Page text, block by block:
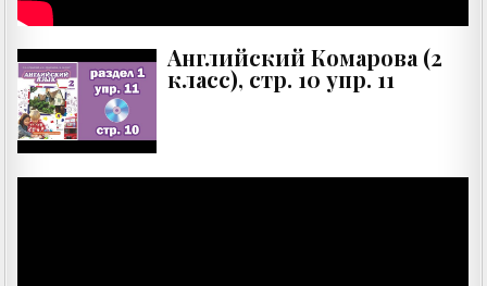
Английский Комарова (2
класс), стр. 10 упр. 11